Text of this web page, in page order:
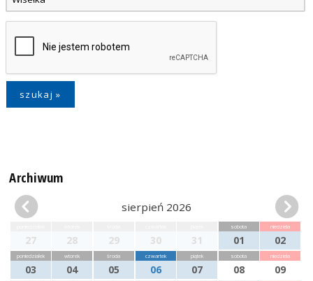
Archiwum
sierpień 2026
27 28 29 30 31
sobota
01
niedziela
02
poniedziałek
03
wtorek
04
środa
05
czwartek
06
piątek
07
sobota
08
niedziela
09